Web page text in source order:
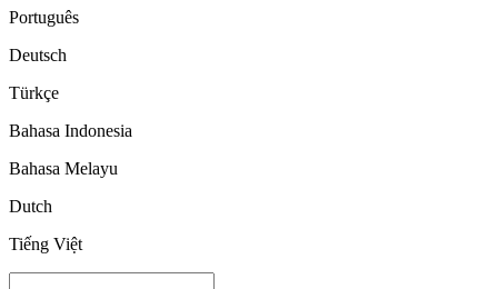
Português
Deutsch
Türkçe
Bahasa Indonesia
Bahasa Melayu
Dutch
Tiếng Việt